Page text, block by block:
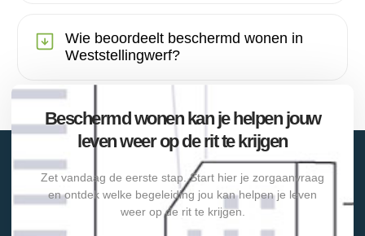
Wie beoordeelt beschermd wonen in
Weststellingwerf?
Beschermd wonen kan je helpen jouw
leven weer op de rit te krijgen
Zet vandaag de eerste stap. Start hier je zorgaanvraag
en ontdek welke begeleiding jou kan helpen je leven
weer op de rit te krijgen.